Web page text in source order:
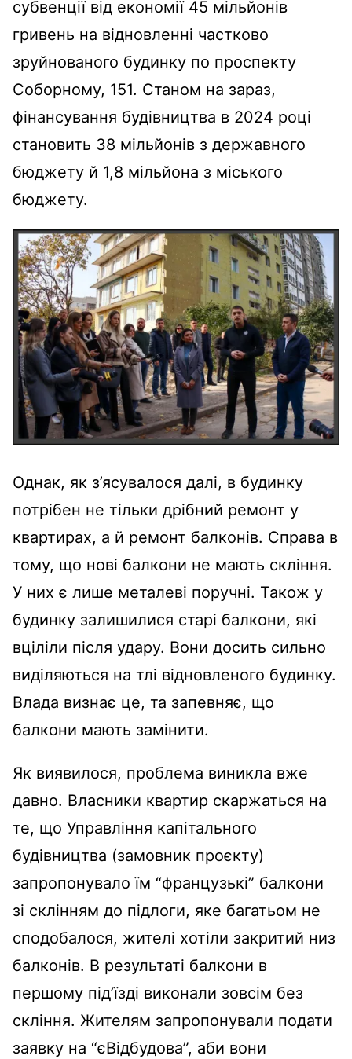
субвенції від економії 45 мільйонів
гривень на відновленні частково
зруйнованого будинку по проспекту
Соборному, 151. Станом на зараз,
фінансування будівництва в 2024 році
становить 38 мільйонів з державного
бюджету й 1,8 мільйона з міського
бюджету.
Однак, як з’ясувалося далі, в будинку
потрібен не тільки дрібний ремонт у
квартирах, а й ремонт балконів. Справа в
тому, що нові балкони не мають скління.
У них є лише металеві поручні. Також у
будинку залишилися старі балкони, які
вціліли після удару. Вони досить сильно
виділяються на тлі відновленого будинку.
Влада визнає це, та запевняє, що
балкони мають замінити.
Як виявилося, проблема виникла вже
давно. Власники квартир скаржаться на
те, що Управління капітального
будівництва (замовник проєкту)
запропонувало їм “французькі” балкони
зі склінням до підлоги, яке багатьом не
сподобалося, жителі хотіли закритий низ
балконів. В результаті балкони в
першому під’їзді виконали зовсім без
скління. Жителям запропонували подати
заявку на “єВідбудова”, аби вони